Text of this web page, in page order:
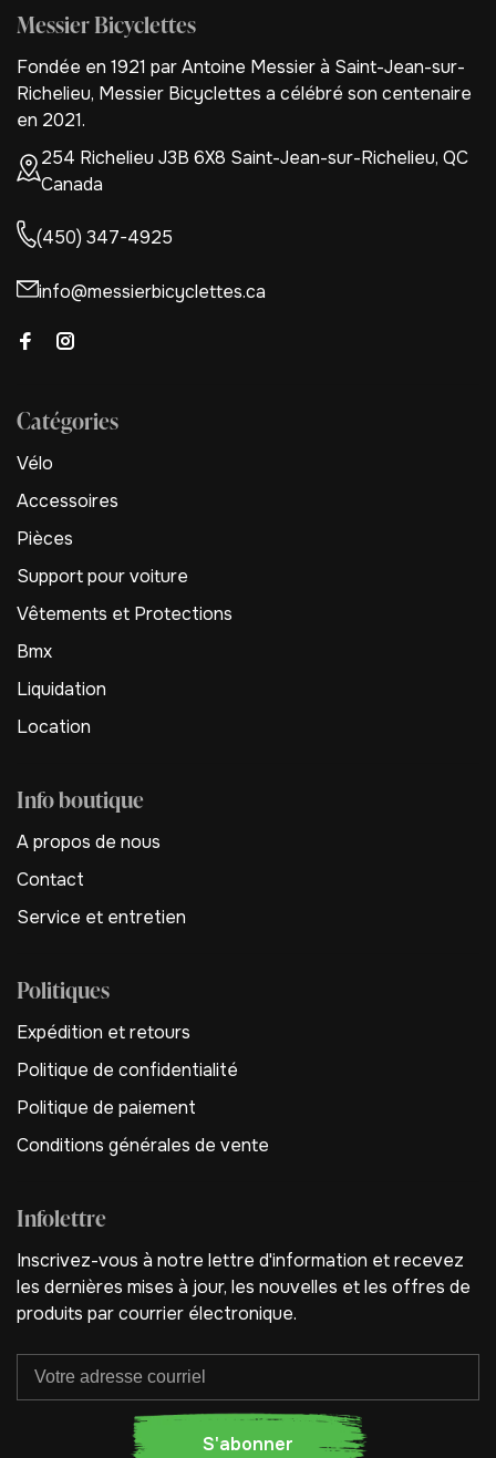
Messier Bicyclettes
Fondée en 1921 par Antoine Messier à Saint-Jean-sur-
Richelieu, Messier Bicyclettes a célébré son centenaire
en 2021.
254 Richelieu J3B 6X8 Saint-Jean-sur-Richelieu, QC
Canada
(450) 347-4925
info@messierbicyclettes.ca
Catégories
Vélo
Accessoires
Pièces
Support pour voiture
Vêtements et Protections
Bmx
Liquidation
Location
Info boutique
A propos de nous
Contact
Service et entretien
Politiques
Expédition et retours
Politique de confidentialité
Politique de paiement
Conditions générales de vente
Infolettre
Inscrivez-vous à notre lettre d'information et recevez
les dernières mises à jour, les nouvelles et les offres de
produits par courrier électronique.
S'abonner